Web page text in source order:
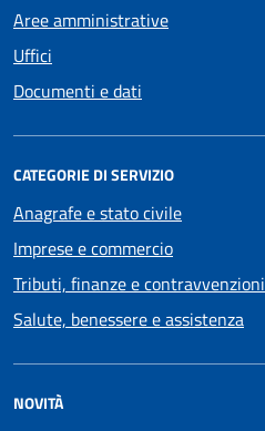
Aree amministrative
Uffici
Documenti e dati
CATEGORIE DI SERVIZIO
Anagrafe e stato civile
Imprese e commercio
Tributi, finanze e contravvenzioni
Salute, benessere e assistenza
NOVITÀ